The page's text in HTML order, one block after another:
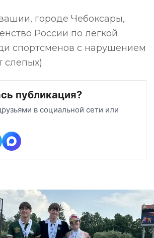
городе Чебоксары,
России по легкой
спортсменов с нарушением
слепых)
публикация?
в социальной сети или